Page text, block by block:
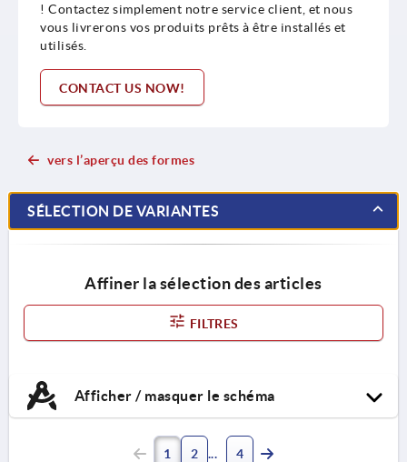
! Contactez simplement notre service client, et nous
vous livrerons vos produits prêts à être installés et
utilisés.
CONTACT US NOW!
vers l’aperçu des formes
SÉLECTION DE VARIANTES
Affiner la sélection des articles
FILTRES
Afficher / masquer le schéma
1 2 4